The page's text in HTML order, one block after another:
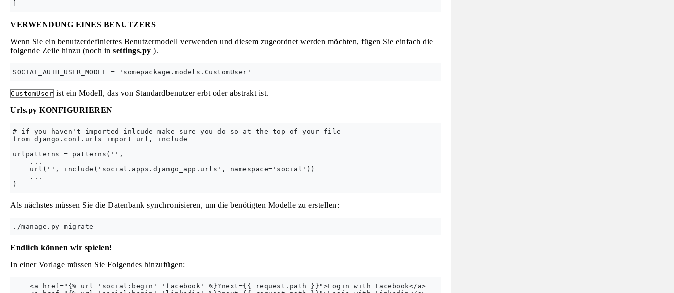
VERWENDUNG EINES BENUTZERS
Wenn Sie ein benutzerdefiniertes Benutzermodell verwenden und diesem zugeordnet werden möchten, fügen Sie einfach die
folgende Zeile hinzu (noch in settings.py ).
CustomUser ist ein Modell, das von Standardbenutzer erbt oder abstrakt ist.
Urls.py KONFIGURIEREN
# if you haven't imported inlcude make sure you do so at the top of your file
from django.conf.urls import url, include
urlpatterns = patterns('',
    ...
    url('', include('social.apps.django_app.urls', namespace='social'))
    ...
Als nächstes müssen Sie die Datenbank synchronisieren, um die benötigten Modelle zu erstellen:
Endlich können wir spielen!
In einer Vorlage müssen Sie Folgendes hinzufügen:
    <a href="{% url 'social:begin' 'facebook' %}?next={{ request.path }}">Login with Facebook</a>